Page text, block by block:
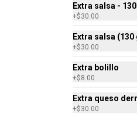
Extra salsa -
+$30.00
Extra salsa
+$30.00
Extra bolillo
+$8.00
Extra queso
+$30.00